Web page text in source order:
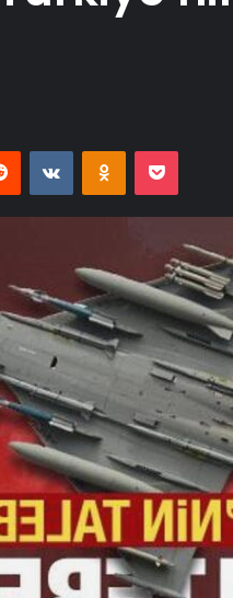
Reddit VKontakteOdnoklassniki
Pocket